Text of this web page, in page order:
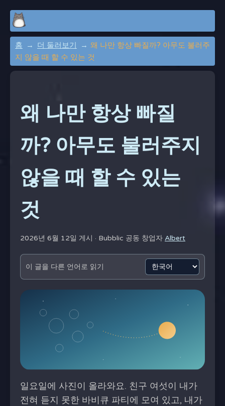
홈 더 둘러보기
왜 나만 항상 빠질까? 아무도 불러주
지 않을 때 할 수 있는 것
왜 나만 항상 빠질
까? 아무도 불러주지
않을 때 할 수 있는
것
2026년 6월 12일 게시 · Bubblic 공동 창업자 Albert
이 글을 다른 언어로 읽기
일요일에 사진이 올라와요. 친구 여섯이 내가
전혀 듣지 못한 바비큐 파티에 모여 있고, 내가